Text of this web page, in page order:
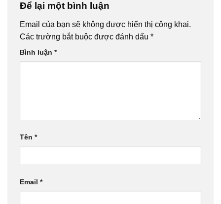
Để lại một bình luận
Email của bạn sẽ không được hiển thị công khai.
Các trường bắt buộc được đánh dấu *
Bình luận *
Tên *
Email *